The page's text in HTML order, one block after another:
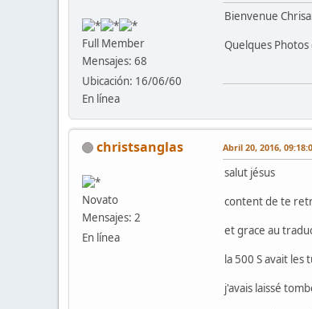
Full Member
Mensajes: 68
Ubicación: 16/06/60
En línea
Bienvenue
Quelques
christsanglas
Novato
Mensajes: 2
En línea
Abril 20, 2016,
salut jésus
content de te
et grace au
la 500 S avait
j'avais laissé